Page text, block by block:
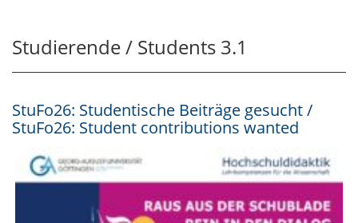
Studierende / Students 3.1
StuFo26: Studentische Beiträge gesucht /
StuFo26: Student contributions wanted